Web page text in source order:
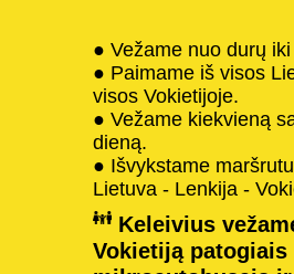
● Vežame nuo durų
● Paimame iš visos
visos Vokietijoje.
● Vežame kiekvieną
dieną.
● Išvykstame
Lietuva - Lenkija -
Keleivius
Vokietiją patogiais